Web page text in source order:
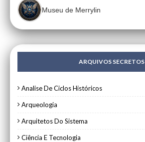
Museu de Merrylin
ARQUIVOS SECRETOS
Analise De Ciclos Históricos
Arqueologia
Arquitetos Do Sistema
Ciência E Tecnologia